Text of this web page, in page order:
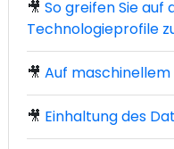
🎥 So greifen Sie auf
Technologieprofile
🎥 Auf
🎥 Einhaltung des